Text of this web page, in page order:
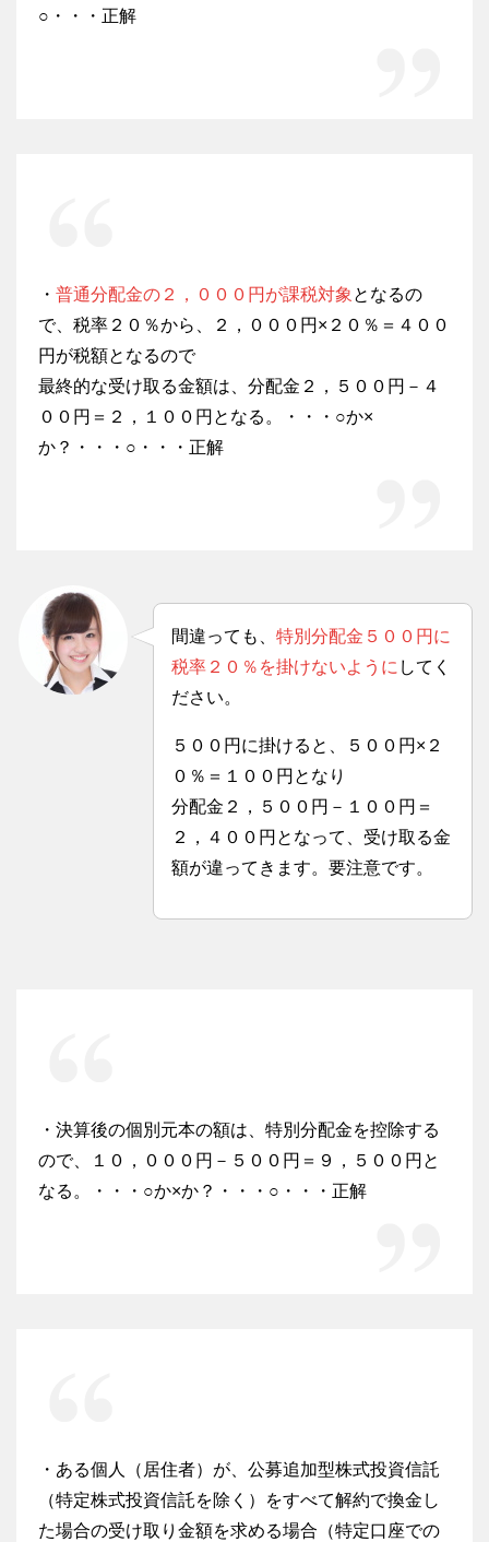
○・・・正解
・ 普通分配金の２，０００円が課税対象 となるの
で、税率２０％から、２，０００円×２０％＝４００
円が税額となるので
最終的な受け取る金額は、分配金２，５００円－４
００円＝２，１００円となる。・・・○か×
か？・・・○・・・正解
間違っても、特別分配金５００円に
税率２０％を掛けないように してく
ださい。
５００円に掛けると、５００円×２
０％＝１００円となり
分配金２，５００円－１００円＝
２，４００円となって、受け取る金
額が違ってきます。要注意です。
・決算後の個別元本の額は、特別分配金を控除する
ので、１０，０００円－５００円＝９，５００円と
なる。・・・○か×か？・・・○・・・正解
・ある個人（居住者）が、公募追加型株式投資信託
（特定株式投資信託を除く）をすべて解約で換金し
た場合の受け取り金額を求める場合（特定口座での